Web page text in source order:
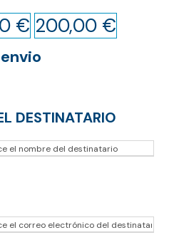
€ 200,00 €
DESTINATARIO